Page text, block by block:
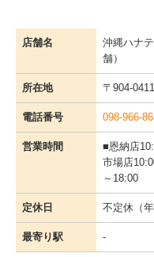
店舗名
沖縄ハナ
舗）
所在地 〒904-
電話番号 098-966-
営業時間
■恩納店
市場店
～18:00
定休日 不定休（
最寄り駅 -